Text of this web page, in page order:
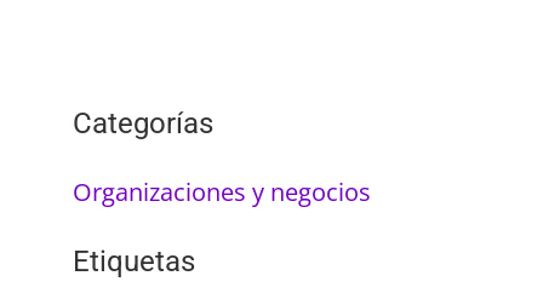
Categorías
Organizaciones y negocios
Etiquetas